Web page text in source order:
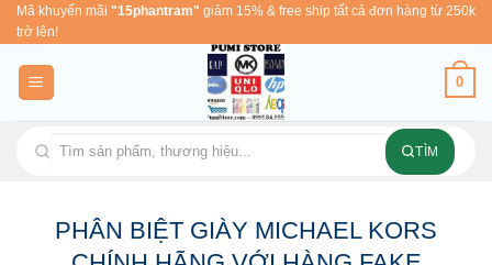
Skip
to
content
Mã khuyến mãi "15phantram" giảm 15% & free ship tất cả đơn hàng từ 250k
trở lên!
0
TÌM
PHÂN BIỆT GIÀY MICHAEL KORS